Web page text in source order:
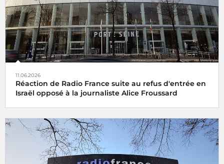
11.06.2026
Réaction de Radio France suite au refus d'entrée en
Israël opposé à la journaliste Alice Froussard